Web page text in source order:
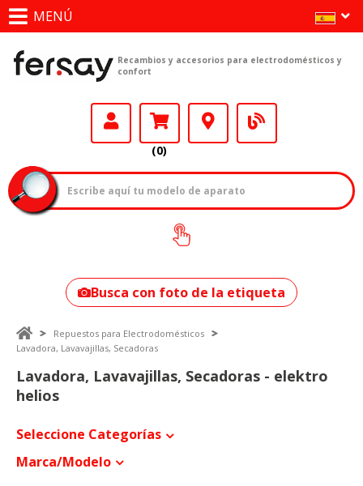
MENÚ
Recambios y accesorios para electrodomésticos y
confort
(0)
¿Cómo encontrar
tu modelo?
Busca con foto de la etiqueta
Repuestos para Electrodomésticos
Lavadora, Lavavajillas, Secadoras
Lavadora, Lavavajillas, Secadoras - elektro
helios
Seleccione Categorías
Marca/modelo